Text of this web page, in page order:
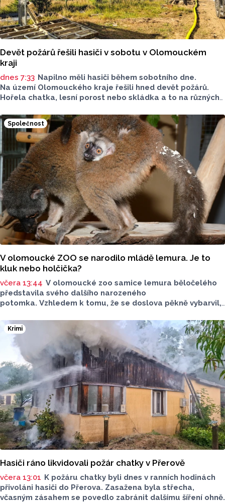
Devět požárů řešili hasiči v sobotu v Olomouckém
kraji
dnes 7:33 Napilno měli hasiči během sobotního dne.
Na území Olomouckého kraje řešili hned devět požárů.
Hořela chatka, lesní porost nebo skládka a to na různých
Společnost
V olomoucké ZOO se narodilo mládě lemura. Je to
kluk nebo holčička?
včera 13:44 V olomoucké zoo samice lemura běločelého
představila svého dalšího narozeného
potomka. Vzhledem k tomu, že se doslova pěkně vybarvil,
hnědé, případně hnědošedé, zato samci se pyšní bílým
zbarvením hlavy.
Krimi
Hasiči ráno likvidovali požár chatky v Přerově
včera 13:01 K požáru chatky byli dnes v ranních hodinách
přivoláni hasiči do Přerova. Zasažena byla střecha,
včasným zásahem se povedlo zabránit dalšímu šíření ohně.